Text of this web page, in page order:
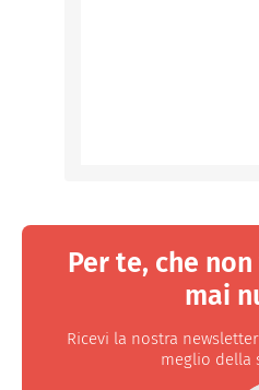
Per te, che
mai
Ricevi la nostra
meglio della